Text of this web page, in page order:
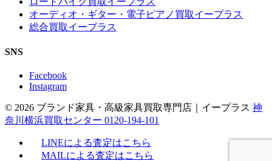
オーディオ・ギター・電子ピアノ買取イープラス
総合買取イープラス
SNS
Facebook
Instagram
© 2026 ブランド家具・高級家具買取専門店｜イープラス 神
奈川横浜買取センター 0120-194-101
LINEによる査定はこちら
MAILによる査定はこちら